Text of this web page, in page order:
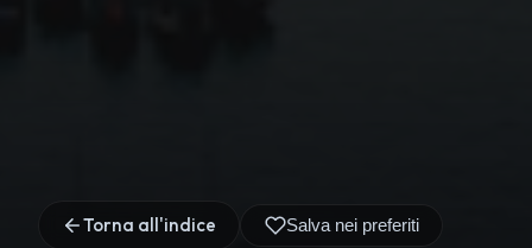
Torna all'indice Salva nei preferiti